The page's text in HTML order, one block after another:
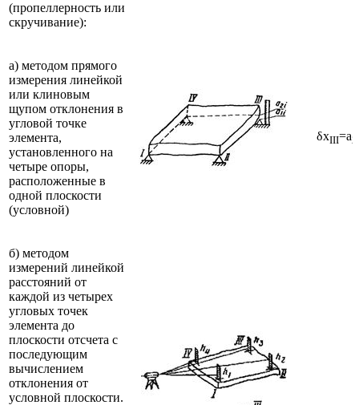
(пропеллерность или
скручивание):
а) методом прямого
измерения линейкой
или клиновым
щупом отклонения в
угловой точке
элемента,
установленного на
четыре опоры,
расположенные в
одной плоскости
(условной)
δxIII=a
б) методом
измерений линейкой
расстояний от
каждой из четырех
угловых точек
элемента до
плоскости отсчета с
последующим
вычислением
отклонения от
условной плоскости.